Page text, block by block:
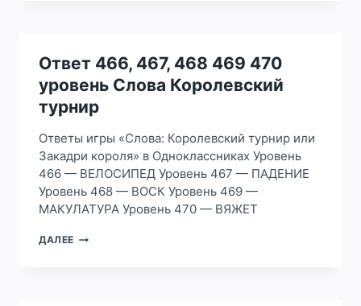
УРОВЕНЬ
СЛОВА
КОРОЛЕВСКИЙ
ТУРНИР
Ответ 466, 467, 468 469 470
уровень Слова Королевский
турнир
Ответы игры «Слова: Королевский турнир или
Закадри короля» в Одноклассниках Уровень
466 — ВЕЛОСИПЕД Уровень 467 — ПАДЕНИЕ
Уровень 468 — ВОСК Уровень 469 —
МАКУЛАТУРА Уровень 470 — ВЯЖЕТ
ДАЛЕЕ ОТВЕТ